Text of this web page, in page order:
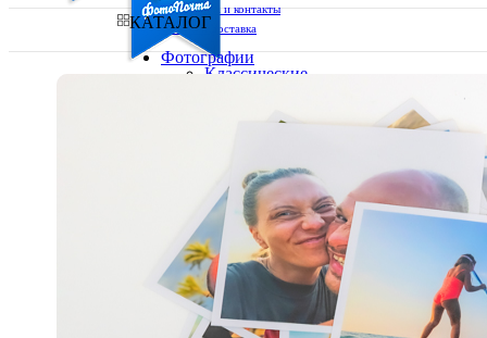
Поддержка и контакты
Оплата и доставка
Выберите из списка:
КАТАЛОГ
Фотографии
Классические
10х15
15х15
15х20
20х20
20х30
30х30
30х40
Фото
в